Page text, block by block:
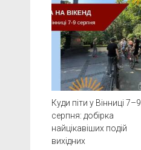
Куди піти у Вінниці 7–9
серпня: добірка
найцікавіших подій
вихідних